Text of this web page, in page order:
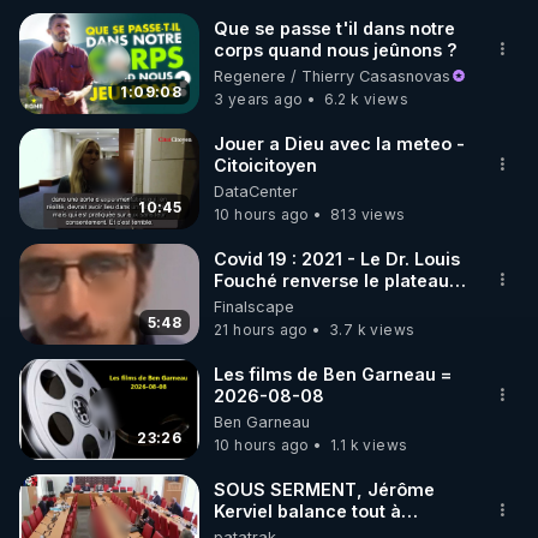
🌱 INSTAGRAM
https://www.instagram.com/rdlr_thierrycasasnovas/
http://rgnr.li/instagram
🌱 LA NEWSLETTER
Pour ne pas rater l’actualité RGNR (stages,
http://rgnr.li/news
🌱 VIDÉOS NON CENSURÉES SUR ODYSEE
Toutes les vidéos Youtube sont aussi sur la
http://rgnr.li/odysee
🌱 LES STAGES EN PRÉSENTIEL
1:09:08
Que se passe t'il dans notre
corps quand nous jeûnons ?
Regenere / Thierry Casasnovas
3 years ago
6.2 k views
10:45
Jouer a Dieu avec la meteo -
Citoicitoyen
DataCenter
10 hours ago
813 views
5:48
Covid 19 : 2021 - Le Dr. Louis
Fouché renverse le plateau
de CNews !
Finalscape
21 hours ago
3.7 k views
23:26
Les films de Ben Garneau =
2026-08-08
Ben Garneau
10 hours ago
1.1 k views
SOUS SERMENT, Jérôme
Kerviel balance tout à
l'Assemblée !